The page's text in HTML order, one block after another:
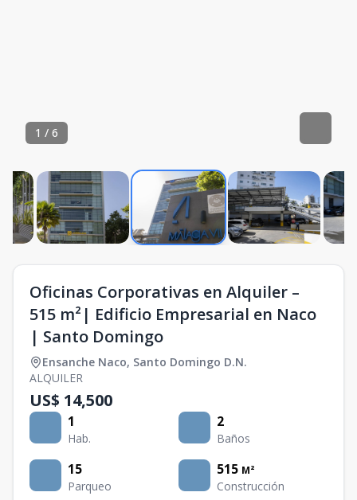
1 / 6
Oficinas Corporativas en Alquiler –
515 m²| Edificio Empresarial en Naco
| Santo Domingo
Ensanche Naco, Santo Domingo D.N.
ALQUILER
US$ 14,500
1
Hab.
2
Baños
15
Parqueo
515 M²
Construcción